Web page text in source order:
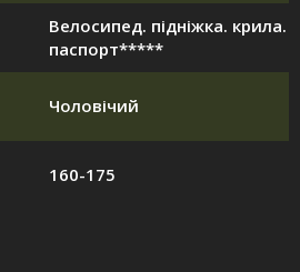
Велосипед. підніжка. крила.
паспорт*****
Чоловічий
160-175